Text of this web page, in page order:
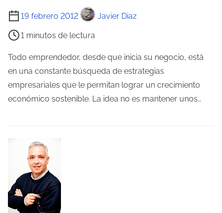
a
19 febrero 2012 Javier Diaz
T
e
m
p
o
d
e
r
a
1 minutos de lectura
Todo emprendedor, desde que inicia su negocio, está
en una constante búsqueda de estrategias
empresariales que le permitan lograr un crecimiento
económico sostenible. La idea no es mantener unos…